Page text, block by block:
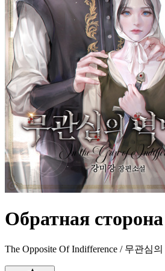
Обратная
The Opposite Of Indifference / 무관심